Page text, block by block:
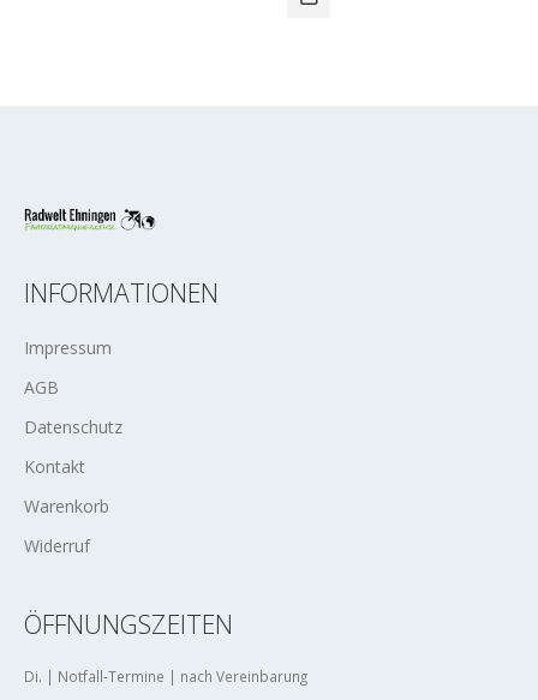
INFORMATIONEN
Impressum
AGB
Datenschutz
Kontakt
Warenkorb
Widerruf
ÖFFNUNGSZEITEN
Di. | Notfall-Termine | nach Vereinbarung